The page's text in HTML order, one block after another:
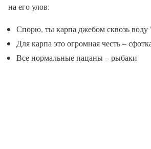
на его улов:
Спорю, ты карпа джебом сквозь воду
Для карпа это огромная честь –
Все нормальные пацаны – рыбаки